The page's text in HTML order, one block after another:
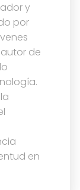
y
por
de
en